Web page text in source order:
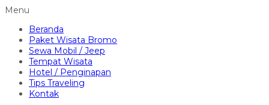
Menu
Beranda
Paket Wisata Bromo
Sewa Mobil / Jeep
Tempat Wisata
Hotel / Penginapan
Tips Traveling
Kontak